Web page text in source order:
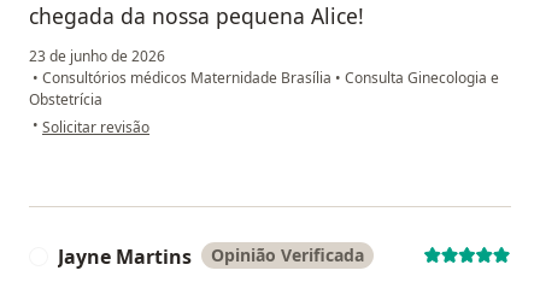
chegada da nossa pequena Alice!
23 de junho de 2026
• Consultórios médicos Maternidade Brasília • Consulta Ginecologia e
Obstetrícia
• na opinião do utilizador Kamila Botelho
Solicitar revisão
Jayne Martins Opinião Verificada